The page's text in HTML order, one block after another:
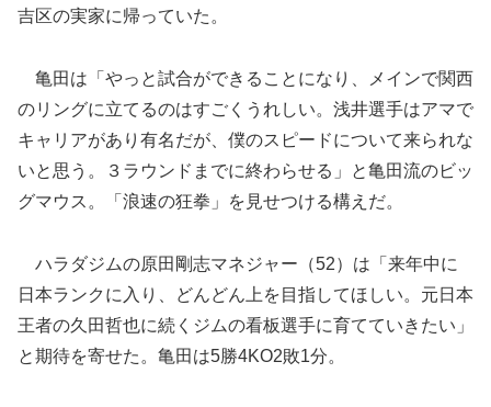
吉区の実家に帰っていた。
亀田は「やっと試合ができることになり、メインで関西
のリングに立てるのはすごくうれしい。浅井選手はアマで
キャリアがあり有名だが、僕のスピードについて来られな
いと思う。３ラウンドまでに終わらせる」と亀田流のビッ
グマウス。「浪速の狂拳」を見せつける構えだ。
ハラダジムの原田剛志マネジャー（52）は「来年中に
日本ランクに入り、どんどん上を目指してほしい。元日本
王者の久田哲也に続くジムの看板選手に育てていきたい」
と期待を寄せた。亀田は5勝4KO2敗1分。